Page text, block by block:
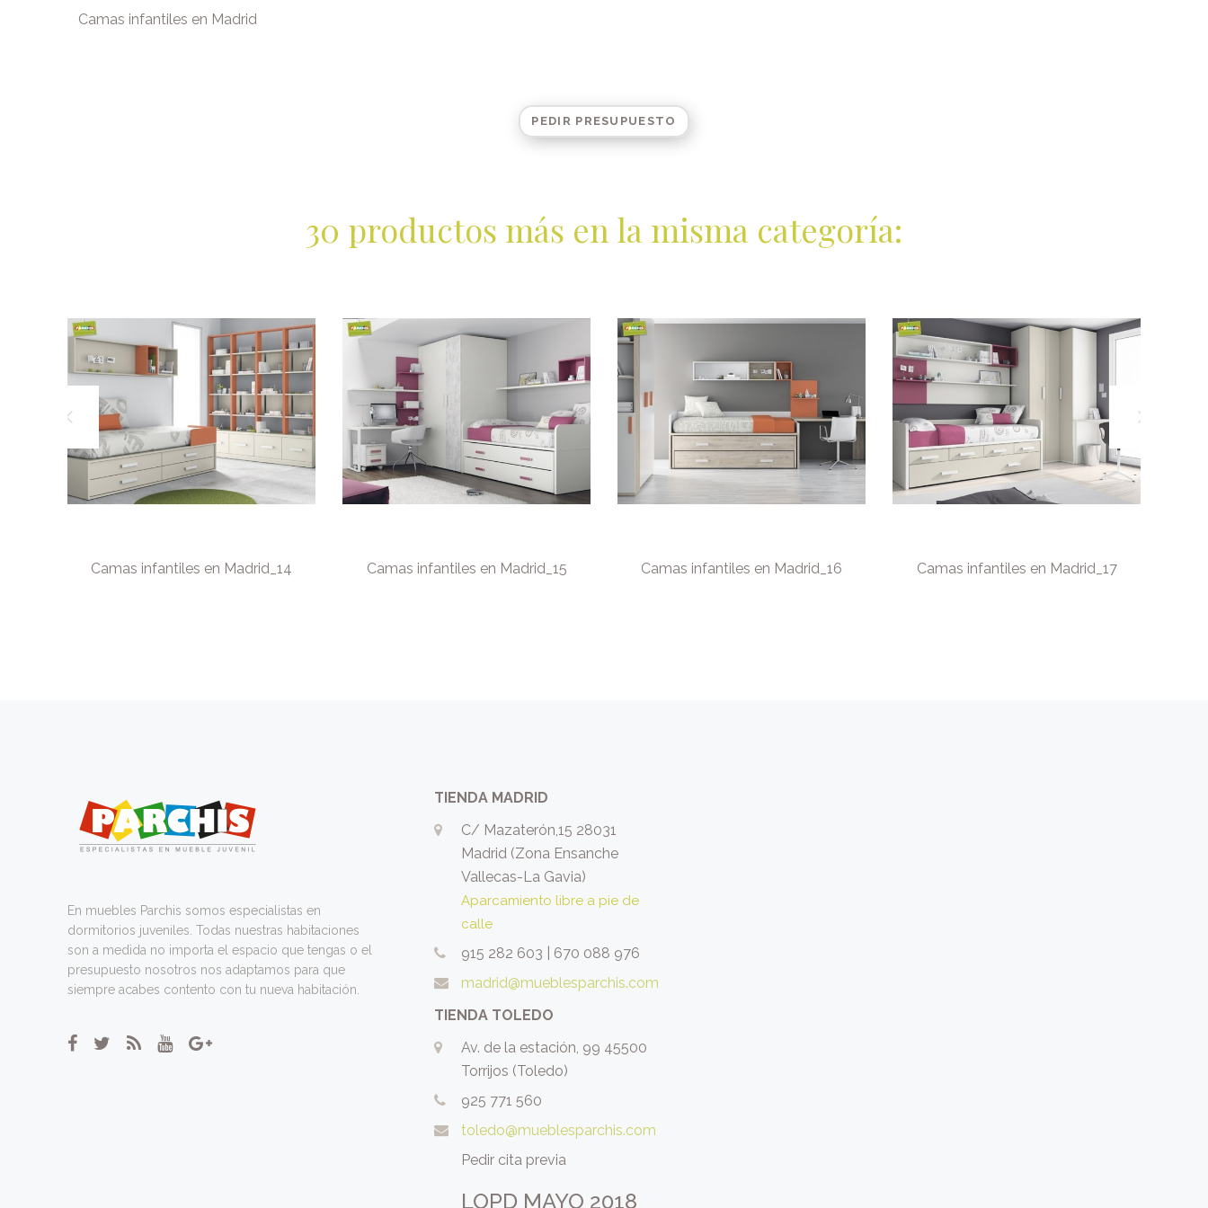
Camas infantiles en Madrid
PEDIR PRESUPUESTO
30 productos más en la misma categoría:
Camas infantiles en Madrid_14 Camas infantiles en Madrid_15 Camas infantiles en Madrid_16 Camas infantiles en Madrid_17
En muebles Parchis somos especialistas en
dormitorios juveniles. Todas nuestras habitaciones
son a medida no importa el espacio que tengas o el
presupuesto nosotros nos adaptamos para que
siempre acabes contento con tu nueva habitación.
TIENDA MADRID
C/ Mazaterón,15 28031
Madrid (Zona Ensanche
Vallecas-La Gavia)
Aparcamiento libre a pie de
calle
915 282 603
670 088 976
madrid@mueblesparchis.com
TIENDA TOLEDO
Av. de la estación, 99 45500
Torrijos (Toledo)
925 771 560
toledo@mueblesparchis.com
Pedir cita previa
LOPD MAYO 2018